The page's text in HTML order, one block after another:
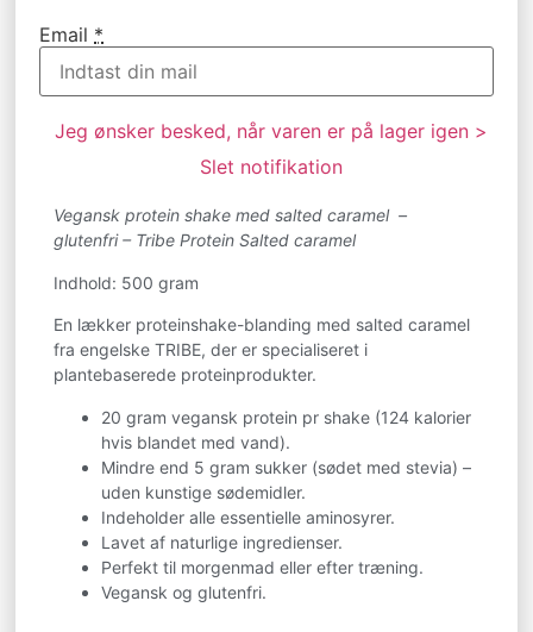
Email *
Jeg ønsker besked, når varen er på lager igen >
Slet notifikation
Vegansk protein shake med salted caramel –
glutenfri – Tribe Protein Salted caramel
Indhold: 500 gram
En lækker proteinshake-blanding med salted caramel
fra engelske TRIBE, der er specialiseret i
plantebaserede proteinprodukter.
20 gram vegansk protein pr shake (124 kalorier
hvis blandet med vand).
Mindre end 5 gram sukker (sødet med stevia) –
uden kunstige sødemidler.
Indeholder alle essentielle aminosyrer.
Lavet af naturlige ingredienser.
Perfekt til morgenmad eller efter træning.
Vegansk og glutenfri.